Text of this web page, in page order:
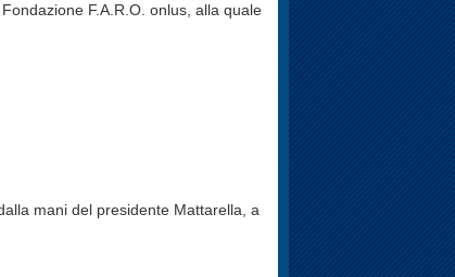
F.A.R.O. onlus, alla quale
mani del presidente Mattarella, a